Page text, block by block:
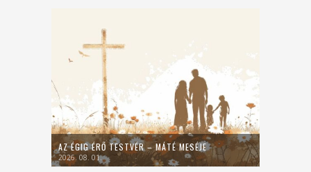
AZ ÉGIG ÉRŐ TESTVÉR – MÁTÉ MESÉJE
2026. 08. 01.